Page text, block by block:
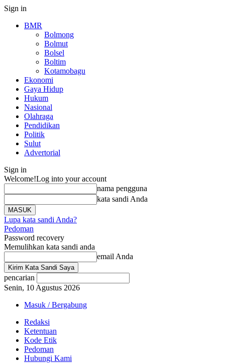
Sign in
BMR
Bolmong
Bolmut
Bolsel
Boltim
Kotamobagu
Ekonomi
Gaya Hidup
Hukum
Nasional
Olahraga
Pendidikan
Politik
Sulut
Advertorial
Sign in
Welcome!Log into your account
nama pengguna
kata sandi Anda
Lupa kata sandi Anda?
Pedoman
Password recovery
Memulihkan kata sandi anda
email Anda
pencarian
Senin, 10 Agustus 2026
Masuk / Bergabung
Redaksi
Ketentuan
Kode Etik
Pedoman
Hubungi Kami